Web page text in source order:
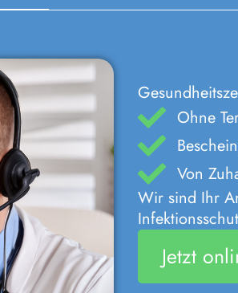
Ohne
Von
Wir sind Ihr
Jetzt